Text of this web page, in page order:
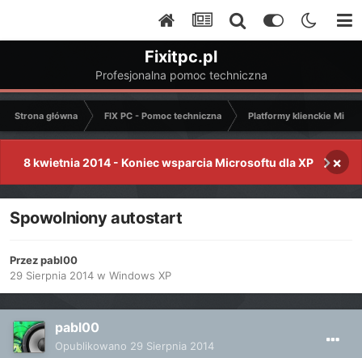
Fixitpc.pl
Profesjonalna pomoc techniczna
Strona główna FIX PC - Pomoc techniczna Platformy klienckie
8 kwietnia 2014 - Koniec wsparcia Microsoftu dla XP ×
Spowolniony autostart
Przezpabl00
29 Sierpnia 2014 w Windows XP
pabl00
Opublikowano 29 Sierpnia 2014